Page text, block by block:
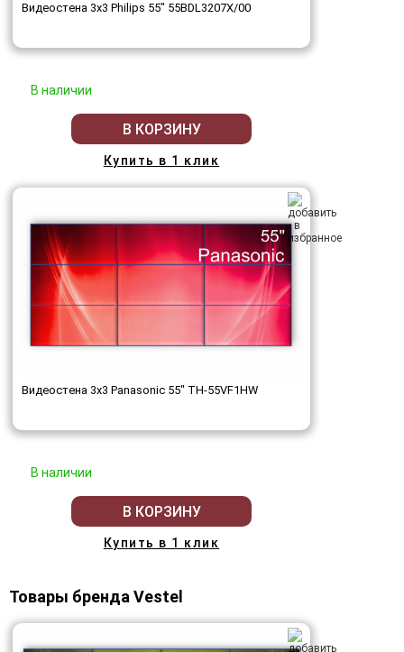
Видеостена 3x3 Philips 55" 55BDL3207X/00
В наличии
В КОРЗИНУ
Купить в 1 клик
Видеостена 3x3 Panasonic 55" TH-55VF1HW
В наличии
В КОРЗИНУ
Купить в 1 клик
Товары бренда Vestel